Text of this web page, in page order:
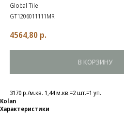
Global Tile
GT1206011111MR
4564,80 р.
В КОРЗИНУ
3170 р./м.кв. 1,44 м.кв.=2 шт.=1 уп.
Kolan
Характеристики